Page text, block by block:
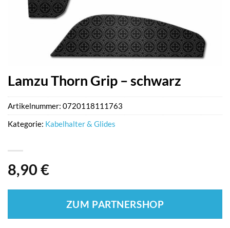
Lamzu Thorn Grip – schwarz
8,90 €
ZUM PARTNERSHOP
Artikelnummer: 0720118111763
Kategorie: Kabelhalter & Glides